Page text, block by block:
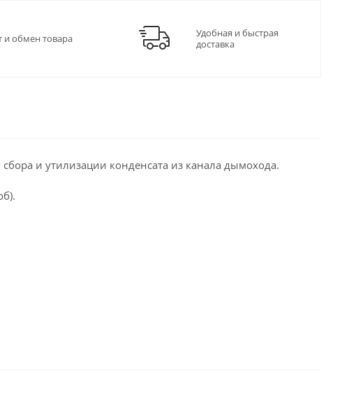
и обмен товара
Удобная и быстрая
доставка
и утилизации конденсата из канала дымохода.